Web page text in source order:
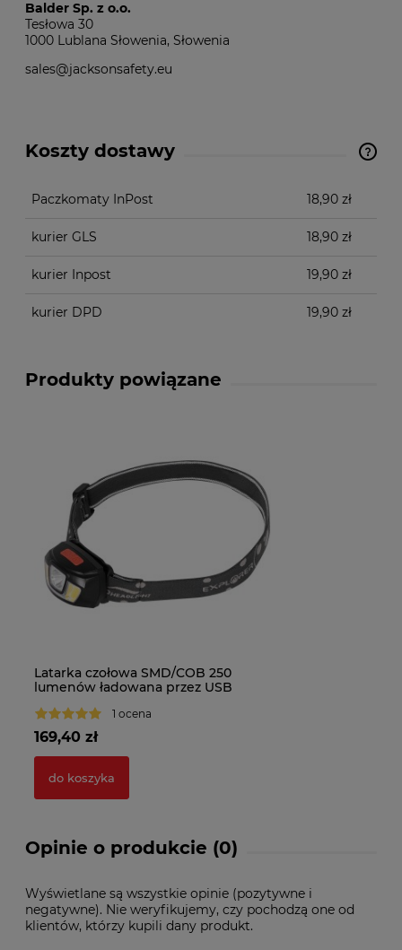
Balder Sp. z o.o.
Tesłowa 30
1000 Lublana Słowenia, Słowenia
sales@jacksonsafety.eu
Koszty dostawy
Cena nie zawiera ewentualnych kosztów płatności
Paczkomaty InPost 18,90 zł
kurier GLS 18,90 zł
kurier Inpost 19,90 zł
kurier DPD 19,90 zł
Produkty powiązane
Latarka czołowa SMD/COB 250
lumenów ładowana przez USB
1 ocena
169,40 zł
do koszyka
Opinie o produkcie (0)
Wyświetlane są wszystkie opinie (pozytywne i
negatywne). Nie weryfikujemy, czy pochodzą one od
klientów, którzy kupili dany produkt.